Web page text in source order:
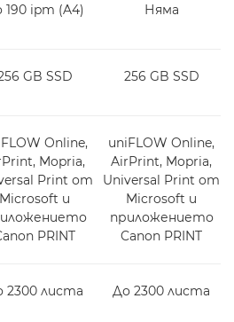
190 ipm (A4) Няма
GB SSD 256 GB SSD
Online,
Mopria,
Print от
Microsoft и
PRINT
uniFLOW Online,
AirPrint, Mopria,
Universal Print от
Microsoft и
приложението
Canon PRINT
2300 листа До 2300 листа